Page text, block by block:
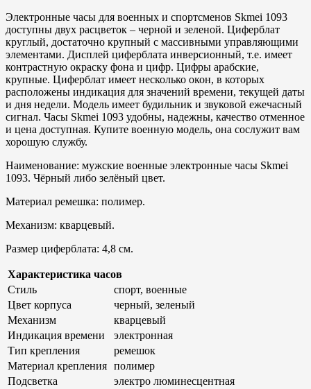
Электронные часы для военных и спортсменов Skmei 1093
доступны двух расцветок – черной и зеленой. Циферблат
круглый, достаточно крупный с массивными управляющими
элементами. Дисплей циферблата инверсионный, т.е. имеет
контрастную окраску фона и цифр. Цифры арабские,
крупные. Циферблат имеет несколько окон, в которых
расположены индикация для значений времени, текущей даты
и дня недели. Модель имеет будильник и звуковой ежечасный
сигнал. Часы Skmei 1093 удобны, надежны, качество отменное
и цена доступная. Купите военную модель, она сослужит вам
хорошую службу.
Наименование: мужские военные электронные часы Skmei
1093. Чёрный либо зелёный цвет.
Материал ремешка: полимер.
Механизм: кварцевый.
Размер циферблата: 4,8 см.
Характеристика часов
Стиль
спорт, военные
Цвет корпуса
черный, зеленый
Механизм
кварцевый
Индикация времени
электронная
Тип крепления
ремешок
Материал крепления полимер
Подсветка
электро люминесцентная